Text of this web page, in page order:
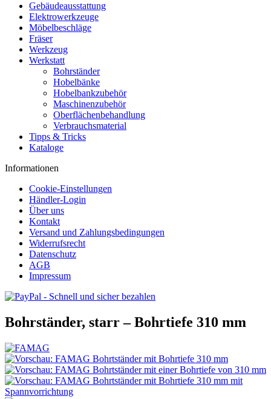
Gebäudeausstattung
Elektrowerkzeuge
Möbelbeschläge
Fräser
Werkzeug
Werkstatt
Bohrständer
Hobelbänke
Hobelbankzubehör
Maschinenzubehör
Oberflächenbehandlung
Verbrauchsmaterial
Tipps & Tricks
Kataloge
Informationen
Cookie-Einstellungen
Händler-Login
Über uns
Kontakt
Versand und Zahlungsbedingungen
Widerrufsrecht
Datenschutz
AGB
Impressum
Bohrständer, starr – Bohrtiefe 310 mm